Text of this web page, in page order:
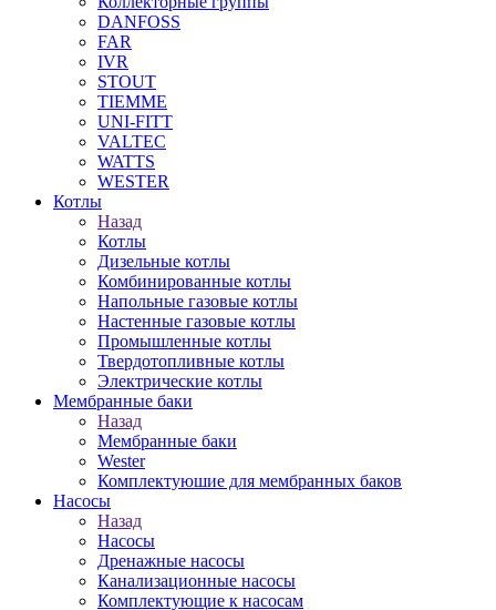
DANFOSS
FAR
IVR
STOUT
TIEMME
UNI-FITT
VALTEC
WATTS
WESTER
Котлы
Назад
Котлы
Дизельные котлы
Комбинированные котлы
Напольные газовые котлы
Настенные газовые котлы
Промышленные котлы
Твердотопливные котлы
Электрические котлы
Мембранные баки
Назад
Мембранные баки
Wester
Комплектуюшие для мембранных баков
Насосы
Назад
Насосы
Дренажные насосы
Канализационные насосы
Комплектующие к насосам